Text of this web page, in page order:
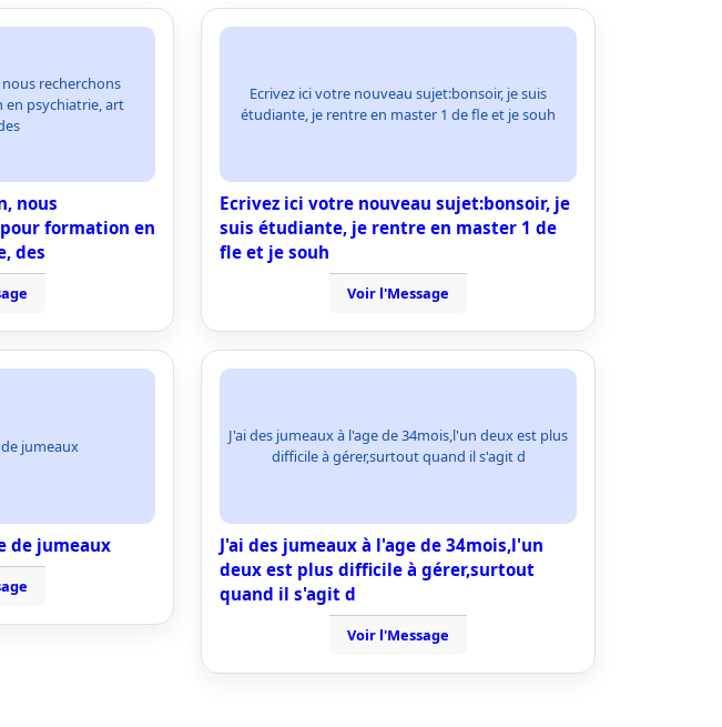
recherchons
psychiatrie, art
nous
formation en
des
Ecrivez ici votre nouveau sujet:bonsoir, je suis
étudiante, je rentre en master 1 de fle et je souh
Ecrivez ici votre nouveau sujet:bonsoir, je
suis étudiante, je rentre en master 1 de
fle et je souh
Voir l'Message
jumeaux
de jumeaux
J'ai des jumeaux à l'age de 34mois,l'un deux est plus
difficile à gérer,surtout quand il s'agit d
J'ai des jumeaux à l'age de 34mois,l'un
deux est plus difficile à gérer,surtout
quand il s'agit d
Voir l'Message